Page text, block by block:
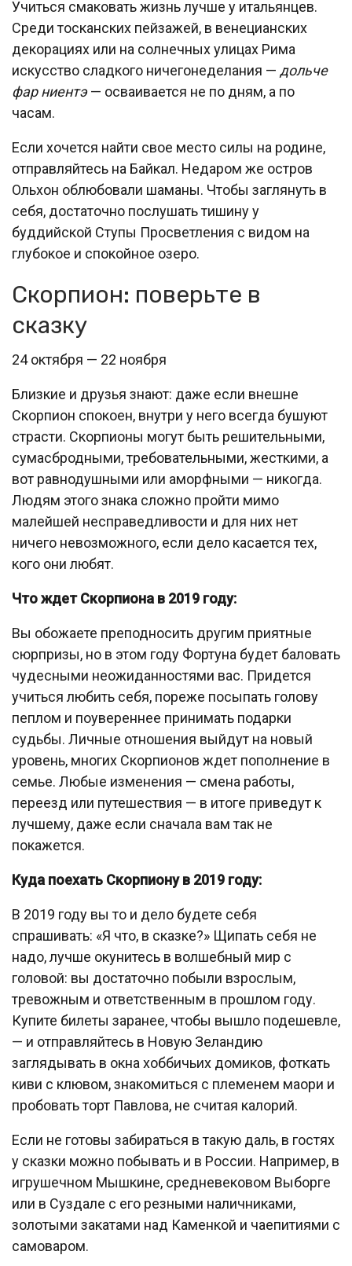
Учиться смаковать жизнь лучше у итальянцев.
Среди тосканских пейзажей, в венецианских
декорациях или на солнечных улицах Рима
искусство сладкого ничегонеделания — дольче
фар ниентэ— осваивается не по дням, а по
часам.
Если хочется найти свое место силы на родине,
отправляйтесь на Байкал. Недаром же остров
Ольхон облюбовали шаманы. Чтобы заглянуть в
себя, достаточно послушать тишину у
буддийской Ступы Просветления с видом на
глубокое и спокойное озеро.
Скорпион: поверьте в
сказку
24 октября — 22 ноября
Близкие и друзья знают: даже если внешне
Скорпион спокоен, внутри у него всегда бушуют
страсти. Скорпионы могут быть решительными,
сумасбродными, требовательными, жесткими, а
вот равнодушными или аморфными — никогда.
Людям этого знака сложно пройти мимо
малейшей несправедливости и для них нет
ничего невозможного, если дело касается тех,
кого они любят.
Что ждет Скорпиона в 2019 году:
Вы обожаете преподносить другим приятные
сюрпризы, но в этом году Фортуна будет баловать
чудесными неожиданностями вас. Придется
учиться любить себя, пореже посыпать голову
пеплом и поувереннее принимать подарки
судьбы. Личные отношения выйдут на новый
уровень, многих Скорпионов ждет пополнение в
семье. Любые изменения — смена работы,
переезд или путешествия — в итоге приведут к
лучшему, даже если сначала вам так не
покажется.
Куда поехать Скорпиону в 2019 году:
В 2019 году вы то и дело будете себя
спрашивать: «Я что, в сказке?» Щипать себя не
надо, лучше окунитесь в волшебный мир с
головой: вы достаточно побыли взрослым,
тревожным и ответственным в прошлом году.
Купите билеты заранее, чтобы вышло подешевле,
— и отправляйтесь в Новую Зеландию
заглядывать в окна хоббичьих домиков, фоткать
киви с клювом, знакомиться с племенем маори и
пробовать торт Павлова, не считая калорий.
Если не готовы забираться в такую даль, в гостях
у сказки можно побывать и в России. Например, в
игрушечном Мышкине, средневековом Выборге
или в Суздале с его резными наличниками,
золотыми закатами над Каменкой и чаепитиями с
самоваром.